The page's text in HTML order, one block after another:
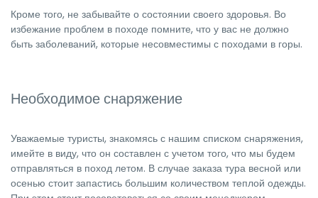
Кроме того, не забывайте о состоянии своего здоровья. Во
избежание проблем в походе помните, что у вас не должно
быть заболеваний, которые несовместимы с походами в горы.
Необходимое снаряжение
Уважаемые туристы, знакомясь с нашим списком снаряжения,
имейте в виду, что он составлен с учетом того, что мы будем
отправляться в поход летом. В случае заказа тура весной или
осенью стоит запастись большим количеством теплой одежды.